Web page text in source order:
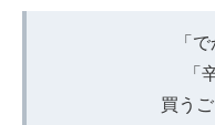
「
「
買う